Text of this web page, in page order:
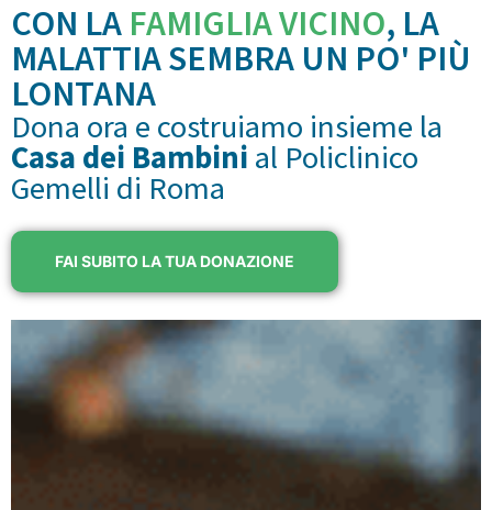
CON LA FAMIGLIA VICINO, LA
MALATTIA SEMBRA UN PO' PIÙ
LONTANA
Dona ora e costruiamo insieme la
Casa dei Bambini al Policlinico
Gemelli di Roma
FAI SUBITO LA TUA DONAZIONE